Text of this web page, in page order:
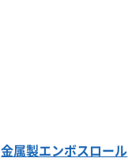
金属製エンボスロール